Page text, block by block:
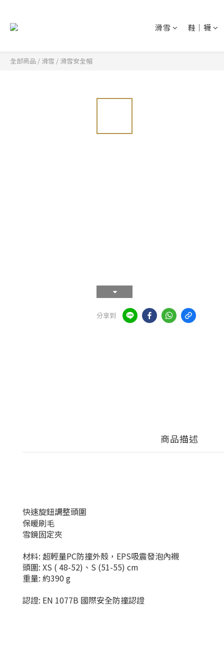
滑雪 鞋│襪
全部商品 / 滑雪 / 滑雪安全帽
分享到
商品描述
快速旋鈕調整頭圍
保暖刷毛
雪鏡固定夾
材料: 超輕量PC防撞外殼，EPS吸震發泡內襯
頭圍: XS ( 48-52)、S (51-55) cm
重量: 約390 g
認證: EN 1077B 國際安全防撞認證